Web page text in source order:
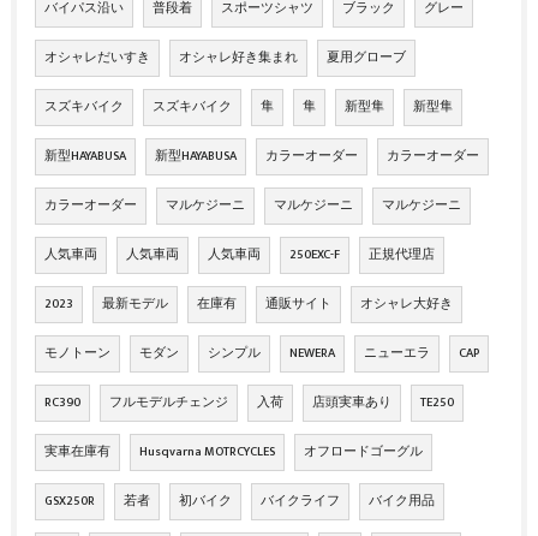
バイパス沿い 普段着 スポーツシャツ ブラック グレー
オシャレだいすき オシャレ好き集まれ 夏用グローブ
スズキバイク スズキバイク 隼 隼 新型隼 新型隼
新型HAYABUSA 新型HAYABUSA カラーオーダー カラーオーダー
カラーオーダー マルケジーニ マルケジーニ マルケジーニ
人気車両 人気車両 人気車両 250EXC-F 正規代理店
2023 最新モデル 在庫有 通販サイト オシャレ大好き
モノトーン モダン シンプル NEWERA ニューエラ CAP
RC390 フルモデルチェンジ 入荷 店頭実車あり TE250
実車在庫有 Husqvarna MOTRCYCLES オフロードゴーグル
GSX250R 若者 初バイク バイクライフ バイク用品